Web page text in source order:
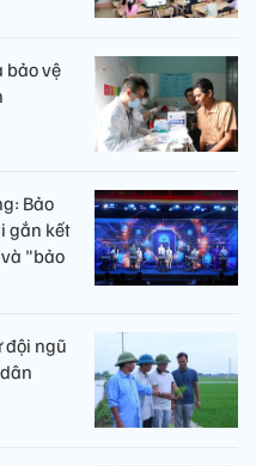
bảo vệ
Bảo
gắn kết
"bảo
đội ngũ